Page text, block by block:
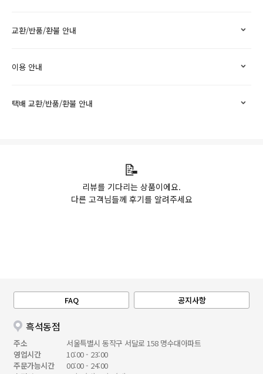
교환/반품/환불 안내
이용 안내
택배 교환/반품/환불 안내
📝
리뷰를 기다리는 상품이에요.
다른 고객님들께 후기를 알려주세요
FAQ 공지사항
흑석동점
주소
서울특별시 동작구 서달로 158 명수대아파트
영업시간
10:00 - 23:00
주문가능시간
00:00 - 24:00